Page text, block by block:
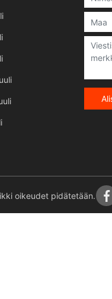
oikeudet pidätetään.